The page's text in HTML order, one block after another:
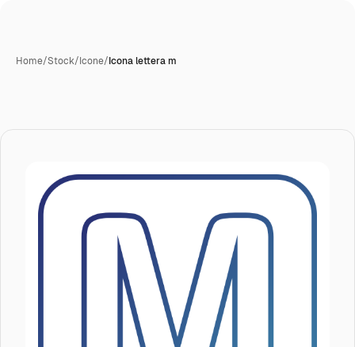
Home/Stock/Icone/Icona lettera m